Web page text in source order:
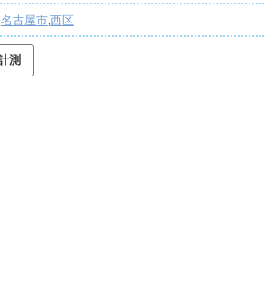
名古屋市,西区